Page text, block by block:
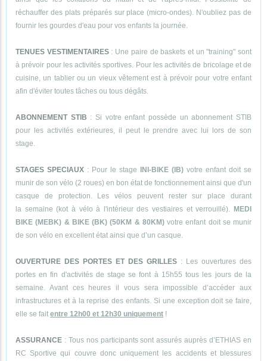
réchauffer des plats préparés sur place (micro-ondes). N'oubliez pas de
fournir les gourdes d'eau pour vos enfants la journée.
TENUES VESTIMENTAIRES: Une paire de baskets et un "training" sont
à prévoir pour les activités sportives. Pour les activités de bricolage et de
cuisine, un tablier ou un vieux vêtement est à prévoir pour votre enfant
afin d'éviter toutes tâches ou tous dégâts.
ABONNEMENT STIB : Si votre enfant possède un abonnement STIB
pour les activités extérieures, il peut le prendre avec lui lors de son
stage.
STAGES SPECIAUX : Pour le stage INI-BIKE (IB) votre enfant doit se
munir de son vélo (2 roues) en bon état de fonctionnement ainsi que d'un
casque de protection. Les vélos peuvent rester sur place durant
la semaine (kot à vélo à l'intérieur des vestiaires et verrouillé). MEDI
BIKE (MEBK) & BIKE (BK) (50KM & 80KM) votre enfant doit se munir
de son vélo en excellent état ainsi que d’un casque.
OUVERTURE DES PORTES ET DES GRILLES : Les ouvertures des
portes en fin d'activités de stage se font à 15h55 tous les jours de la
semaine. Avant ces heures il vous sera impossible d’accéder aux
infrastructures et à la reprise des enfants. Si une exception doit se faire,
elle se fait entre 12h00 et 12h30 uniquement !
ASSURANCE : Tous nos participants sont assurés auprès d’ETHIAS en
RC Sportive qui couvre donc uniquement les accidents et blessures